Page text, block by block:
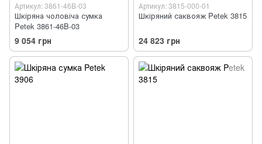
Артикул: 3861-46B-03
Шкіряна чоловіча сумка
Petek 3861-46B-03
9 054 грн
Артикул: 3815-000-01
Шкіряний саквояж Petek 3815
24 823 грн